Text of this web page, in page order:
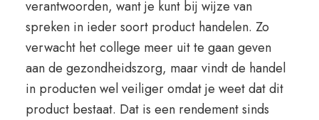
verantwoorden, want je kunt bij wijze van
spreken in ieder soort product handelen. Zo
verwacht het college meer uit te gaan geven
aan de gezondheidszorg, maar vindt de handel
in producten wel veiliger omdat je weet dat dit
product bestaat. Dat is een rendement sinds